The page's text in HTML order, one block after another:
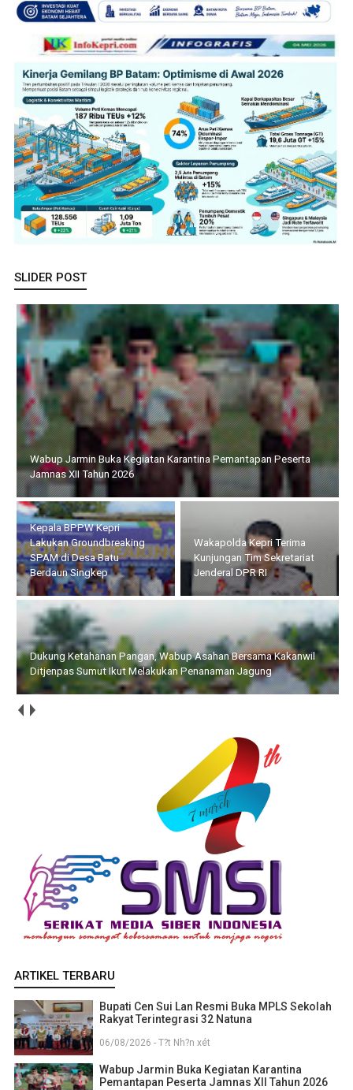
SLIDER POST
Wabup Jarmin Buka Kegiatan Karantina Pemantapan Peserta
Jamnas XII Tahun 2026
Kepala BPPW Kepri
Lakukan Groundbreaking
SPAM di Desa Batu
Berdaun Singkep
Wakapolda Kepri Terima
Kunjungan Tim Sekretariat
Jenderal DPR RI
Dukung Ketahanan Pangan, Wabup Asahan Bersama Kakanwil
Ditjenpas Sumut Ikut Melakukan Penanaman Jagung
ARTIKEL TERBARU
Bupati Cen Sui Lan Resmi Buka MPLS Sekolah
Rakyat Terintegrasi 32 Natuna
06/08/2026 - T?t Nh?n xét
Wabup Jarmin Buka Kegiatan Karantina
Pemantapan Peserta Jamnas XII Tahun 2026